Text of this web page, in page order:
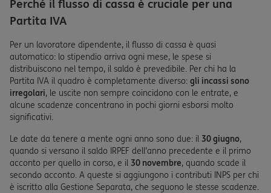
Perché il flusso di cassa è cruciale per una
Partita IVA
Per un lavoratore dipendente, il flusso di cassa è quasi
automatico: lo stipendio arriva ogni mese, le spese si
distribuiscono nel tempo, il saldo è prevedibile. Per chi ha la
Partita IVA il quadro è completamente diverso: gli incassi sono
irregolari, le uscite non sempre coincidono con le entrate, e
alcune scadenze concentrano in pochi giorni esborsi molto
significativi.
Le date da tenere a mente ogni anno sono due: il 30 giugno,
quando si versano il saldo IRPEF dell'anno precedente e il primo
acconto per quello in corso, e il 30 novembre, quando scade il
secondo acconto. A queste si aggiungono i contributi INPS per chi
è iscritto alla Gestione Separata, che seguono le stesse scadenze.